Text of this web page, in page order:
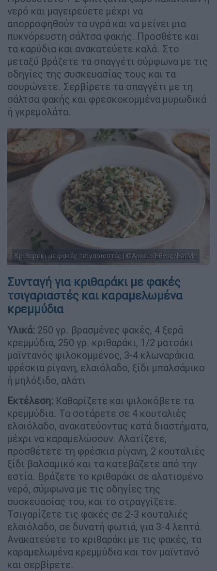
νερό και μαγειρεύετε μέχρι να
απορροφηθούν τα υγρά και να μείνει μια
πυκνόρευστη σάλτσα φακής. Προσθέτε και
τα καρύδια και ανακατεύετε καλά. Στο
μεταξύ βράζετε τα σπαγγέτι σύμφωνα με τις
οδηγίες της συσκευασίας τους και τα
σουρώνετε. Σερβίρετε τα σπαγγέτι με τη
σάλτσα φακής και φρεσκοκομμένα μυρωδικά
ή γκρεμολάτα.
Κριθαράκι με φακές τσιγαριαστές | ©Αρχείο Έθνος/EatMe
Συνταγή για κριθαράκι με φακές
τσιγαριαστές και καραμελωμένα
κρεμμύδια
Υλικά: 250 γρ. βρασμένες φακές, 4 ξερά
κρεμμύδια, 250 γρ. κριθαράκι, 1/2 ματσάκι
μαϊντανός ψιλοκομμένος, 3-4 κλωναράκια
φρέσκια ρίγανη, ελαιόλαδο, ξίδι μπαλσάμικο
ή μηλόξιδο, αλάτι
Εκτέλεση: Καθαρίζετε και ψιλοκόβετε τα
κρεμμύδια. Τα σοτάρετε σε 4 κουταλιές
ελαιόλαδο, ανακατεύοντας κατά διαστήματα,
μέχρι να καραμελώσουν. Αλατίζετε,
προσθέτετε τη φρέσκια ρίγανη, 2 κουταλιές
ξίδι βαλσαμικό και τα κατεβάζετε από την
εστία. Βράζετε το κριθαράκι σε αλατισμένο
νερό, σύμφωνα με τις οδηγίες της
συσκευασίας του, και το στραγγίζετε.
Τσιγαρίζετε τις φακές σε 2-3 κουταλιές
ελαιόλαδο, σε δυνατή φωτιά, για 3-4 λεπτά.
Ανακατεύετε το κριθαράκι με τις φακές, τα
καραμελωμένα κρεμμύδια και τον μαϊντανό
και σερβίρετε.